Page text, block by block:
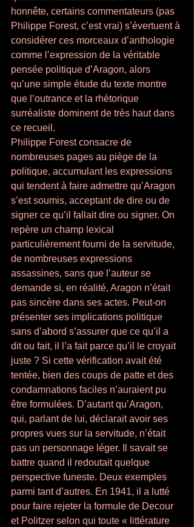
honnête, certains commentateurs (pas
Philippe Forest, c’est vrai) s’évertuent à
considérer ces morceaux d’anthologie
comme l’expression de la véritable
pensée politique d’Aragon, alors
qu’une simple étude du texte montre
que l’outrance et la rhétorique
surréaliste dominent de très haut dans
ce recueil.
Philippe Forest consacre de
nombreuses pages au piège de la
politique, accumulant les expressions
qui tendent à faire admettre qu’Aragon
s’est soumis, acceptant de dire ou de
signer ce qu’il fallait dire ou signer. On
repère un champ lexical
particulièrement fourni de la servitude,
de nombreuses expressions
assassines, sans que l’auteur se
demande si, en réalité, Aragon n’était
pas sincère dans ses actes. Peut-on
présenter ses implications politique
sans d’abord s’assurer que ce qu’il a
dit ou fait, il l’a fait parce qu’il le croyait
juste ? Si cette vérification avait été
tentée, bien des coups de patte et des
condamnations faciles n’auraient pu
être formulées. D’autant qu’Aragon,
qui, parlant de lui, déclarait avoir ses
propres vues sur la servitude, n’était
pas un personnage léger. Il savait se
battre quand il redoutait quelque
perspective funeste. Deux exemples
parmi tant d’autres. En 1941, il a lutté
pour faire rejeter la formule de Decour
et Politzer selon qui toute « littérature